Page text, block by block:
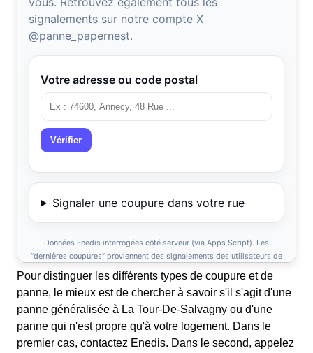
Pour distinguer les différents types de coupure et de
panne, le mieux est de chercher à savoir s'il s'agit d'une
panne généralisée à La Tour-De-Salvagny ou d'une
panne qui n'est propre qu'à votre logement. Dans le
premier cas, contactez Enedis. Dans le second, appelez